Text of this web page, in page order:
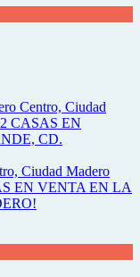
Ciudad Madero
EN VENTA EN LA